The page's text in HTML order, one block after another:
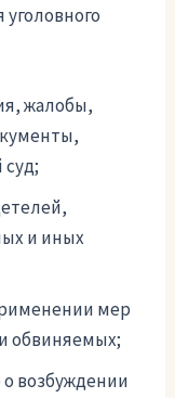
жалобы,
и иных
мер
обвиняемых;
возбуждении